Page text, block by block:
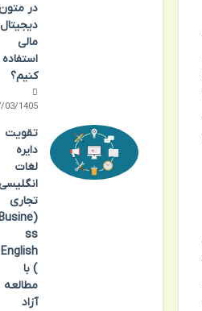
در
دیجیتال
مالی
استفاده
کنیم؟
03/1405
تقویت
دایره
لغات
انگلیسی
تجاری
ss
English
) با
مطالعه
آزاد